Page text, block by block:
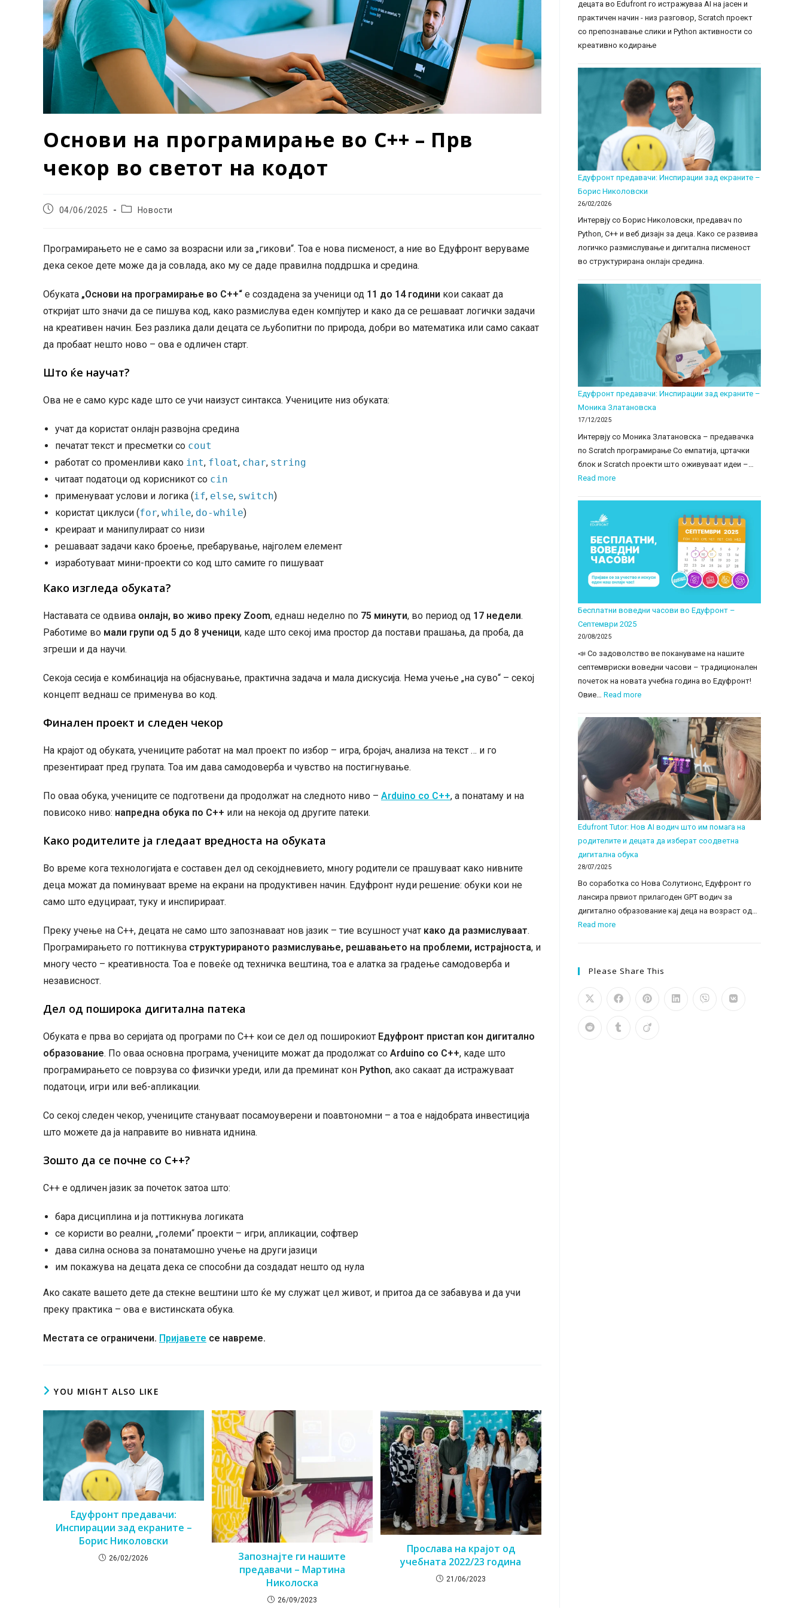
Основи на програмирање во C++ – Прв
чекор во светот на кодот
Post04/06/2025
PostНовости
Програмирањето не е само за возрасни или за „гикови“. Тоа е нова писменост, а ние во Едуфронт веруваме
дека секое дете може да ја совлада, ако му се даде правилна поддршка и средина.
Обуката „Основи на програмирање во C++“ е создадена за ученици од 11 до 14 години кои сакаат да
откријат што значи да се пишува код, како размислува еден компјутер и како да се решаваат логички задачи
на креативен начин. Без разлика дали децата се љубопитни по природа, добри во математика или само сакаат
да пробаат нешто ново – ова е одличен старт.
Што ќе научат?
Ова не е само курс каде што се учи наизуст синтакса. Учениците низ обуката:
учат да користат онлајн развојна средина
печатат текст и пресметки со cout
работат со променливи како int, float, char, string
читаат податоци од корисникот со cin
применуваат услови и логика (if, else, switch)
користат циклуси (for, while, do-while)
креираат и манипулираат со низи
решаваат задачи како броење, пребарување, најголем елемент
изработуваат мини-проекти со код што самите го пишуваат
Како изгледа обуката?
Наставата се одвива онлајн, во живо преку Zoom, еднаш неделно по 75 минути, во период од 17 недели.
Работиме во мали групи од 5 до 8 ученици, каде што секој има простор да постави прашања, да проба, да
згреши и да научи.
Секоја сесија е комбинација на објаснување, практична задача и мала дискусија. Нема учење „на суво“ – секој
концепт веднаш се применува во код.
Финален проект и следен чекор
На крајот од обуката, учениците работат на мал проект по избор – игра, бројач, анализа на текст … и го
презентираат пред групата. Тоа им дава самодоверба и чувство на постигнување.
По оваа обука, учениците се подготвени да продолжат на следното ниво – Arduino со C++, а понатаму и на
повисоко ниво: напредна обука по C++ или на некоја од другите патеки.
Како родителите ја гледаат вредноста на обуката
Во време кога технологијата е составен дел од секојдневието, многу родители се прашуваат како нивните
деца можат да поминуваат време на екрани на продуктивен начин. Едуфронт нуди решение: обуки кои не
само што едуцираат, туку и инспирираат.
Преку учење на C++, децата не само што запознаваат нов јазик – тие всушност учат како да размислуваат.
Програмирањето го поттикнува структурираното размислување, решавањето на проблеми, истрајноста, и
многу често – креативноста. Тоа е повеќе од техничка вештина, тоа е алатка за градење самодоверба и
независност.
Дел од поширока дигитална патека
Обуката е прва во серијата од програми по C++ кои се дел од поширокиот Едуфронт пристап кон дигитално
образование. По оваа основна програма, учениците можат да продолжат со Arduino со C++, каде што
програмирањето се поврзува со физички уреди, или да преминат кон Python, ако сакаат да истражуваат
податоци, игри или веб-апликации.
Со секој следен чекор, учениците стануваат посамоуверени и поавтономни – а тоа е најдобрата инвестиција
што можете да ја направите во нивната иднина.
Зошто да се почне со C++?
C++ е одличен јазик за почеток затоа што:
бара дисциплина и ја поттикнува логиката
се користи во реални, „големи“ проекти – игри, апликации, софтвер
дава силна основа за понатамошно учење на други јазици
им покажува на децата дека се способни да создадат нешто од нула
Ако сакате вашето дете да стекне вештини што ќе му служат цел живот, и притоа да се забавува и да учи
преку практика – ова е вистинската обука.
Местата се ограничени. Пријавете се навреме.
YOU MIGHT ALSO LIKE
Едуфронт предавачи:
Инспирации зад екраните –
Борис Николовски
26/02/2026
Запознајте ги нашите
предавачи – Мартина
Николоска
26/09/2023
Прослава на крајот од
учебната 2022/23 година
21/06/2023
децата во Edufront го истражуваа AI на јасен и
практичен начин - низ разговор, Scratch проект
со препознавање слики и Python активности со
креативно кодирање
Едуфронт предавачи: Инспирации зад екраните –
Борис Николовски
26/02/2026
Интервју со Борис Николовски, предавач по
Python, C++ и веб дизајн за деца. Како се развива
логичко размислување и дигитална писменост
во структурирана онлајн средина.
Едуфронт предавачи: Инспирации зад екраните –
Моника Златановска
17/12/2025
Интервју со Моника Златановска – предавачка
по Scratch програмирање Со емпатија, цртачки
блок и Scratch проекти што оживуваат идеи –…
Read more:
зад
екраните
Моника
Бесплатни воведни часови во Едуфронт –
Септември 2025
20/08/2025
📣 Со задоволство ве покануваме на нашите
септемвриски воведни часови – традиционален
почеток на новата учебна година во Едуфронт!
Овие… Read more:
воведни
часови
во
Едуфронт
–
Септември
2025
Edufront Tutor: Нов AI водич што им помага на
родителите и децата да изберат соодветна
дигитална обука
28/07/2025
Во соработка со Нова Солутионс, Едуфронт го
лансира првиот прилагоден GPT водич за
дигитално образование кај деца на возраст од…
Read more:
Нов
водич
им
Please Share This